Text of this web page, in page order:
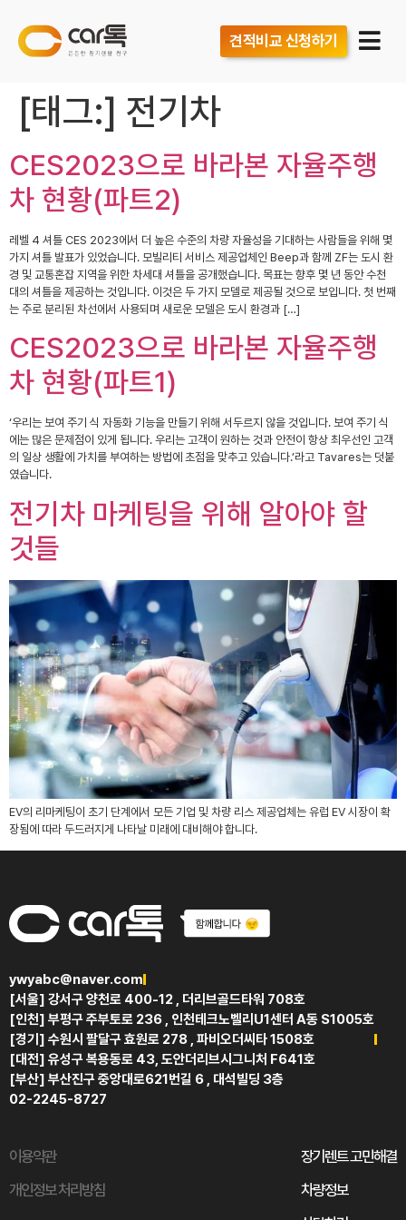
견적비교 신청하기
[태그:] 전기차
CES2023으로 바라본 자율주행
차 현황(파트2)
레벨 4 셔틀 CES 2023에서 더 높은 수준의 차량 자율성을 기대하는 사람들을 위해 몇
가지 셔틀 발표가 있었습니다. 모빌리티 서비스 제공업체인 Beep과 함께 ZF는 도시 환
경 및 교통혼잡 지역을 위한 차세대 셔틀을 공개했습니다. 목표는 향후 몇 년 동안 수천
대의 셔틀을 제공하는 것입니다. 이것은 두 가지 모델로 제공될 것으로 보입니다. 첫 번째
는 주로 분리된 차선에서 사용되며 새로운 모델은 도시 환경과 […]
CES2023으로 바라본 자율주행
차 현황(파트1)
‘우리는 보여 주기 식 자동화 기능을 만들기 위해 서두르지 않을 것입니다. 보여 주기 식
에는 많은 문제점이 있게 됩니다. 우리는 고객이 원하는 것과 안전이 항상 최우선인 고객
의 일상 생활에 가치를 부여하는 방법에 초점을 맞추고 있습니다.’라고 Tavares는 덧붙
였습니다.
전기차 마케팅을 위해 알아야 할
것들
EV의 리마케팅이 초기 단계에서 모든 기업 및 차량 리스 제공업체는 유럽 EV 시장이 확
장됨에 따라 두드러지게 나타날 미래에 대비해야 합니다.
ywyabc@naver.com
[서울] 강서구 양천로 400-12 , 더리브골드타워 708호
[인천] 부평구 주부토로 236 , 인천테크노벨리U1센터 A동 S1005호
[경기] 수원시 팔달구 효원로 278 , 파비오더씨타 1508호
[대전] 유성구 복용동로 43, 도안더리브시그니처 F641호
[부산] 부산진구 중앙대로621번길 6 , 대석빌딩 3층
02-2245-8727
이용약관
개인정보 처리방침
장기렌트 고민해결
차량정보